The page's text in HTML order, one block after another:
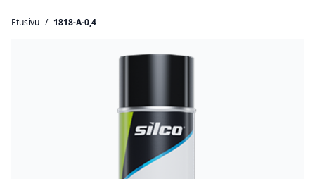
Etusivu / 1818-A-0,4